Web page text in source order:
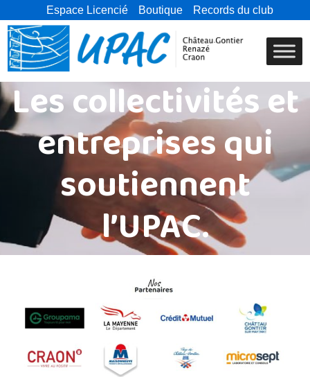
Espace Licencié Boutique Records du club
Les collectivités et
entreprises qui
soutiennent
l’UPAC.